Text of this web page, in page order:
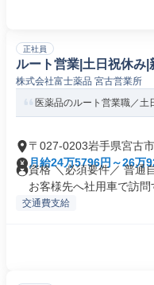
正社員
ルート営業|土日祝休み
株式会社富士薬品 宮古営業所
医薬品のルート営業職／土
〒027-0203岩手県宮古市
月給24万5796円～26万
資格 ＼必須要件／ 普通
お客様先へ社用車で訪問
交通費支給